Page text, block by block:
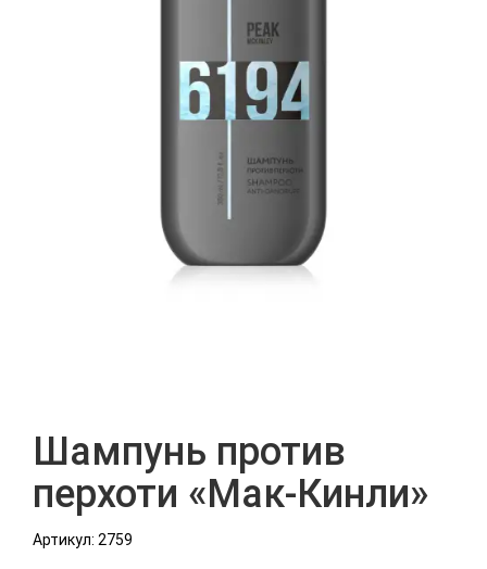
Шампунь против
перхоти «Мак-Кинли»
Артикул: 2759